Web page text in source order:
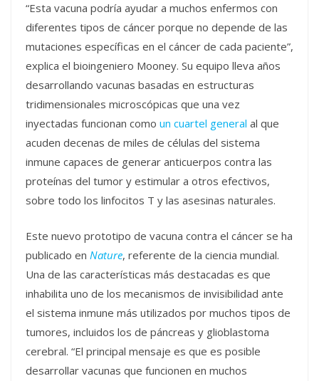
“Esta vacuna podría ayudar a muchos enfermos con
diferentes tipos de cáncer porque no depende de las
mutaciones específicas en el cáncer de cada paciente”,
explica el bioingeniero Mooney. Su equipo lleva años
desarrollando vacunas basadas en estructuras
tridimensionales microscópicas que una vez
inyectadas funcionan como un cuartel general al que
acuden decenas de miles de células del sistema
inmune capaces de generar anticuerpos contra las
proteínas del tumor y estimular a otros efectivos,
sobre todo los linfocitos T y las asesinas naturales.
Este nuevo prototipo de vacuna contra el cáncer se ha
publicado en Nature, referente de la ciencia mundial.
Una de las características más destacadas es que
inhabilita uno de los mecanismos de invisibilidad ante
el sistema inmune más utilizados por muchos tipos de
tumores, incluidos los de páncreas y glioblastoma
cerebral. “El principal mensaje es que es posible
desarrollar vacunas que funcionen en muchos